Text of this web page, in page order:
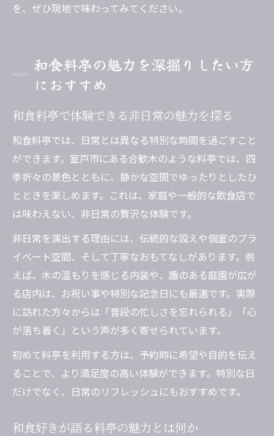
を、ぜひ現地で味わってみてください。
和食料亭の魅力を深掘りしたい方
におすすめ
和食料亭で体験できる非日常の魅力を探る
和食料亭では、日常とは異なる特別な時間を過ごすこと
ができます。室戸市にある合歓木のような料亭では、四
季折々の景色とともに、静かな空間でゆったりとしたひ
とときを楽しめます。これは、家庭や一般的な飲食店で
は味わえない、非日常の贅沢な体験です。
非日常を演出する理由には、伝統的な設えや個室のプラ
イベート空間、そして丁寧なおもてなしがあります。例
えば、木の温もりを感じる内装や、趣のある庭園が広が
る店内は、お祝い事や特別な記念日にも最適です。実際
に訪れた方々からは「普段の忙しさを忘れられる」「心
が落ち着く」という声が多く寄せられています。
初めて料亭を利用する方は、予約時に希望や目的を伝え
ることで、より満足度の高い体験ができます。特別な日
だけでなく、日常のリフレッシュにもおすすめです。
和食好きが語る料亭の魅力とは何か